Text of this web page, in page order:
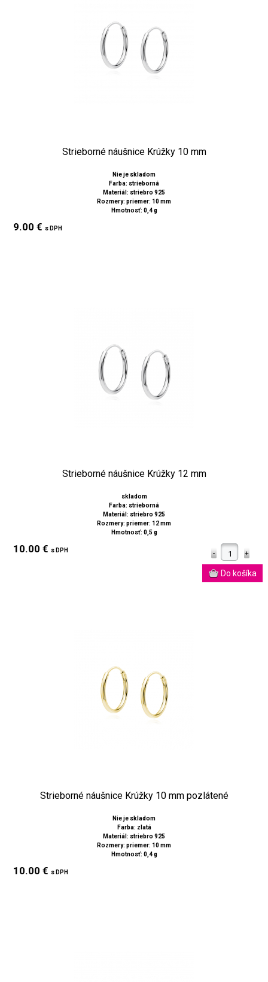
Strieborné náušnice Krúžky 10 mm
Nie je skladom
Farba: strieborná
Materiál: striebro 925
Rozmery: priemer: 10 mm
Hmotnosť: 0,4 g
9.00 € s DPH
Strieborné náušnice Krúžky 12 mm
skladom
Farba: strieborná
Materiál: striebro 925
Rozmery: priemer: 12 mm
Hmotnosť: 0,5 g
10.00 € s DPH
Strieborné náušnice Krúžky 10 mm pozlátené
Nie je skladom
Farba: zlatá
Materiál: striebro 925
Rozmery: priemer: 10 mm
Hmotnosť: 0,4 g
10.00 € s DPH